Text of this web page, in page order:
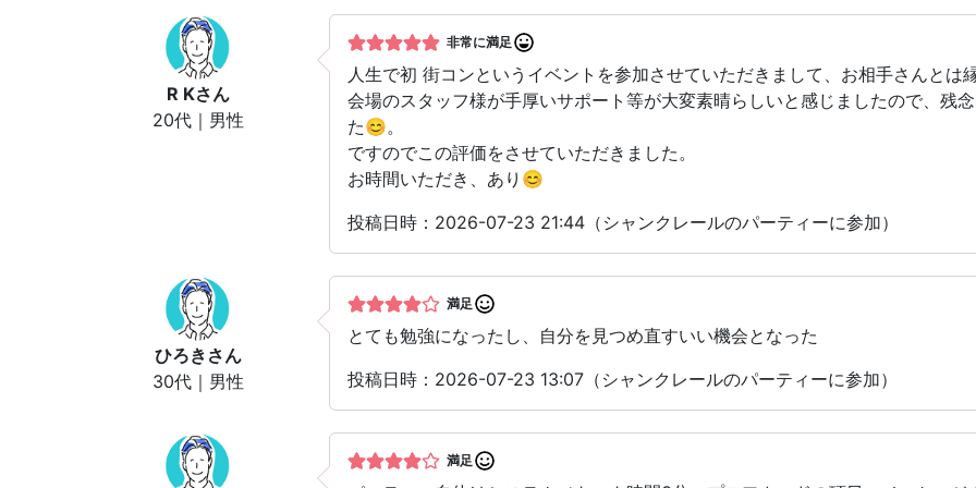
R Kさん
20代｜男性
非常に満足
人生で初 街コンというイベントを参加させていただきまして、お相手さんとは
会場のスタッフ様が手厚いサポート等が大変素晴らしいと感じましたので、残
た😊。
ですのでこの評価をさせていただきました。
お時間いただき、あり😊
投稿日時：2026-07-23 21:44（シャンクレールのパーティーに参加）
ひろき さん
30代｜男性
満足
とても勉強になったし、自分を見つめ直すいい機会となった
投稿日時：2026-07-23 13:07（シャンクレールのパーティーに参加）
満足